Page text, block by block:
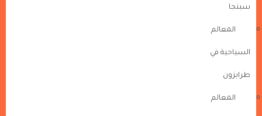
سبنجا
المعالم
السياحية في
طرابزون
المعالم